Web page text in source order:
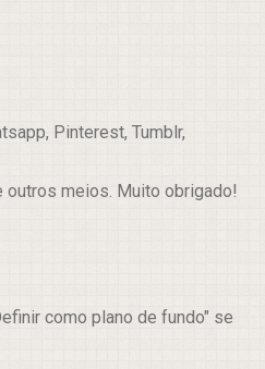
Pinterest, Tumblr,
outros meios. Muito obrigado!
como plano de fundo" se